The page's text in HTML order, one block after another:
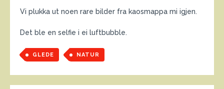
Vi plukka ut noen rare bilder fra kaosmappa mi igjen.
Det ble en selfie i ei luftbubble.
GLEDE NATUR